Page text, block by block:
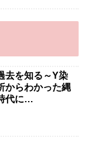
去を知る～Y染
からわかった縄
代に…